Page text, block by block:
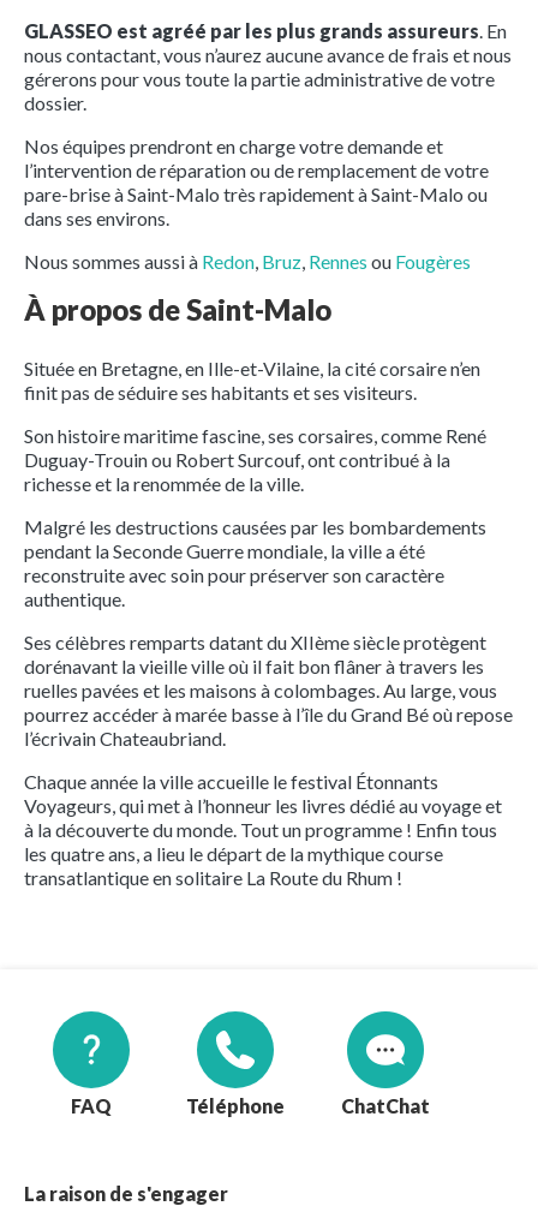
GLASSEO est agréé par les plus grands assureurs. En
nous contactant, vous n’aurez aucune avance de frais et nous
gérerons pour vous toute la partie administrative de votre
dossier.
Nos équipes prendront en charge votre demande et
l’intervention de réparation ou de remplacement de votre
pare-brise à Saint-Malo très rapidement à Saint-Malo ou
dans ses environs.
Nous sommes aussi à Redon, Bruz, Rennes ou Fougères
À propos de Saint-Malo
Située en Bretagne, en Ille-et-Vilaine, la cité corsaire n’en
finit pas de séduire ses habitants et ses visiteurs.
Son histoire maritime fascine, ses corsaires, comme René
Duguay-Trouin ou Robert Surcouf, ont contribué à la
richesse et la renommée de la ville.
Malgré les destructions causées par les bombardements
pendant la Seconde Guerre mondiale, la ville a été
reconstruite avec soin pour préserver son caractère
authentique.
Ses célèbres remparts datant du XIIème siècle protègent
dorénavant la vieille ville où il fait bon flâner à travers les
ruelles pavées et les maisons à colombages. Au large, vous
pourrez accéder à marée basse à l’île du Grand Bé où repose
l’écrivain Chateaubriand.
Chaque année la ville accueille le festival Étonnants
Voyageurs, qui met à l’honneur les livres dédié au voyage et
à la découverte du monde. Tout un programme ! Enfin tous
les quatre ans, a lieu le départ de la mythique course
transatlantique en solitaire La Route du Rhum !
FAQ Téléphone Chat
La raison de s'engager